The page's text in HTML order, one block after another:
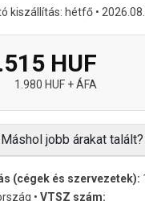
kiszállítás: hétfő •
HUF
1.980 HUF + ÁFA
Máshol jobb árakat
(cégek és szervezetek):
• VTSZ szám: